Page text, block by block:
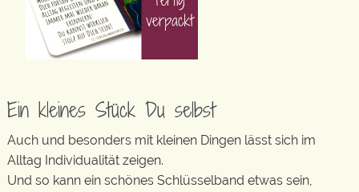
Ein kleines Stück Du selbst
Auch und besonders mit kleinen Dingen lässt sich im
Alltag Individualität zeigen.
Und so kann ein schönes Schlüsselband etwas sein,